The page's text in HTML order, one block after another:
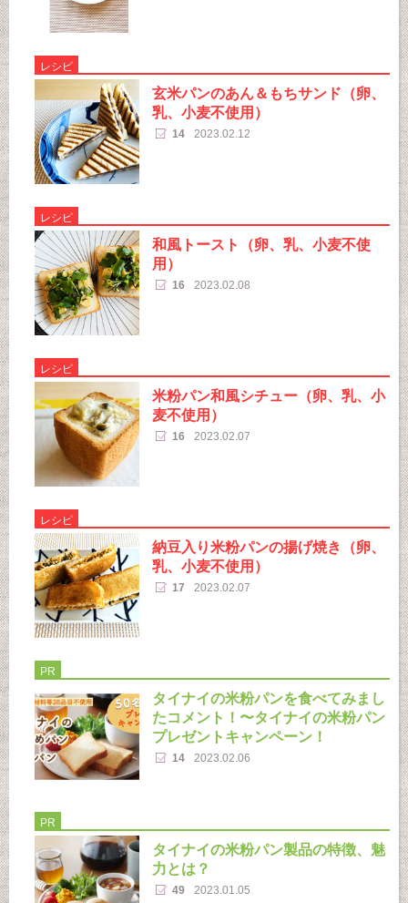
レシピ
玄米パンのあん＆もちサンド（卵、
乳、小麦不使用）
14 2023.02.12
レシピ
和風トースト（卵、乳、小麦不使
用）
16 2023.02.08
レシピ
米粉パン和風シチュー（卵、乳、小
麦不使用）
16 2023.02.07
レシピ
納豆入り米粉パンの揚げ焼き（卵、
乳、小麦不使用）
17 2023.02.07
PR
タイナイの米粉パンを食べてみまし
たコメント！〜タイナイの米粉パン
プレゼントキャンペーン！
14 2023.02.06
PR
タイナイの米粉パン製品の特徴、魅
力とは？
49 2023.01.05